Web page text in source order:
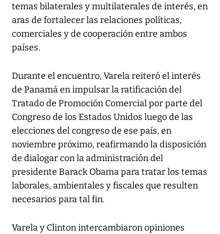
temas bilaterales y multilaterales de interés, en
aras de fortalecer las relaciones políticas,
comerciales y de cooperación entre ambos
países.
Durante el encuentro, Varela reiteró el interés
de Panamá en impulsar la ratificación del
Tratado de Promoción Comercial por parte del
Congreso de los Estados Unidos luego de las
elecciones del congreso de ese país, en
noviembre próximo, reafirmando la disposición
de dialogar con la administración del
presidente Barack Obama para tratar los temas
laborales, ambientales y fiscales que resulten
necesarios para tal fin.
Varela y Clinton intercambiaron opiniones